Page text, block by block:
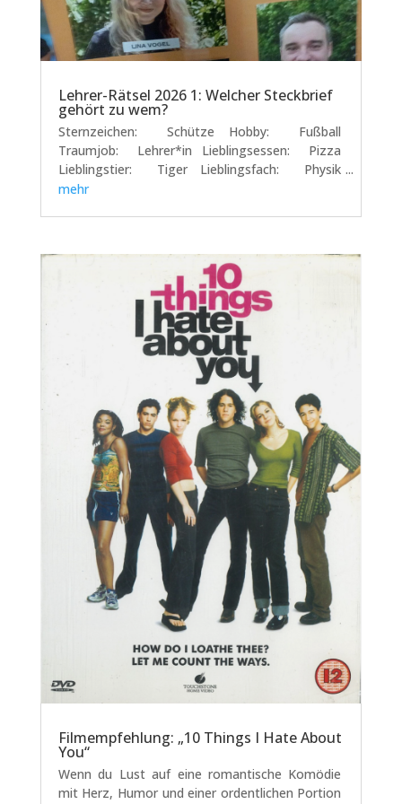
Lehrer-Rätsel 2026 1: Welcher Steckbrief
gehört zu wem?
Sternzeichen: Schütze Hobby: Fußball
Traumjob: Lehrer*in Lieblingsessen: Pizza
Lieblingstier: Tiger Lieblingsfach: Physik
Lieblingsoutfit: Jeans und Pulli von Milla und
mehr
Filmempfehlung: „10 Things I Hate About
You“
Wenn du Lust auf eine romantische Komödie
mit Herz, Humor und einer ordentlichen Portion